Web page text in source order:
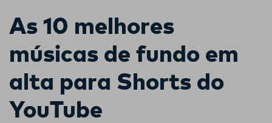
Hub de Criadores
Mostre sua criatividade
ilimitada com o Hub de
Efeitos Especiais DIY
Crie efeitos de vídeo
profissionais por conta própria
Comunidade
Suporte
Saiba mais
As 10 melhores
músicas de fundo em
alta para Shorts do
YouTube